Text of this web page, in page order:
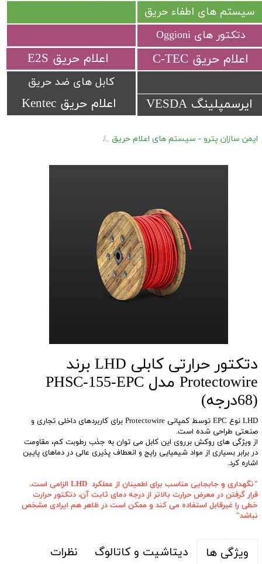
اعلام حریق Kentec
​اعلام حریق C-TEC​​​​​​​ ​اعلام حریق E2S
ایرسمپلینگ VESDA
سیستم های اطفاء حریق
کابل های ضد حریق
دتکتور های Oggioni
ایمن سازان پترو - سیستم های اعلام حریق
دتکتور حرارتی کابلی LHD برند
Protectowire مدل PHSC-155-EPC
(68درجه)
LHD نوع EPC توسط کمپانی Protectowire برای کاربردهای داخلی تجاری و
صنعتی طراحی شده است.
از ویژگی های روکش برروی این کابل می توان به جذب رطوبت کم، مقاومت
در برابر بسیاری از مواد شیمیایی رایج و انعطاف پذیری عالی در دماهای پایین
اشاره کرد.
"نگهداری و جابجایی مناسب برای اطمینان از عملکرد LHD الزامی است.
قرار گرفتن در معرض حرارت بالاتر از درجه دمای ثابت آن، دتکتور حرارت
خطی را غیرقابل استفاده می کند و ممکن است در ظاهر هم ایرادی مشخص
نباشد"
ویژگی ها دیتاشیت و کاتالوگ نظرات